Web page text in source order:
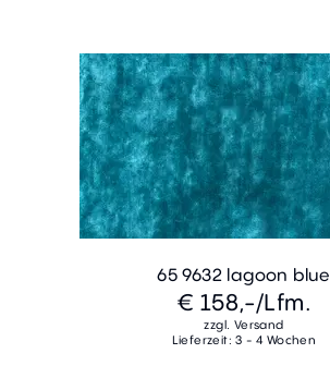
65 9632 lagoon blue
€ 158,-/Lfm.
zzgl. Versand
Lieferzeit: 3 - 4 Wochen